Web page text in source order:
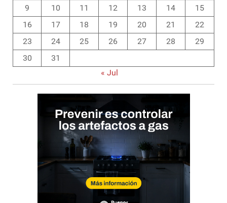
9
10 11 12 13 14
15
16
17 18 19 20 21
22
23
24 25 26 27 28
29
30
31
« Jul